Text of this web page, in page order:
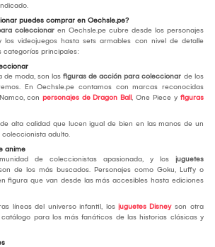
puedes comprar en Oechsle.pe?
coleccionar en Oechsle.pe cubre desde los personajes
videojuegos hasta sets armables con nivel de detalle
categorías principales:
de moda, son las figuras de acción para coleccionar de los
En Oechsle.pe contamos con marcas reconocidas
con personajes de Dragon Ball, One Piece y figuras
alta calidad que lucen igual de bien en las manos de un
adulto.
anime
de coleccionistas apasionada, y los juguetes
de los más buscados. Personajes como Goku, Luffy o
figura que van desde las más accesibles hasta ediciones
líneas del universo infantil, los juguetes Disneyson otra
para los más fanáticos de las historias clásicas y